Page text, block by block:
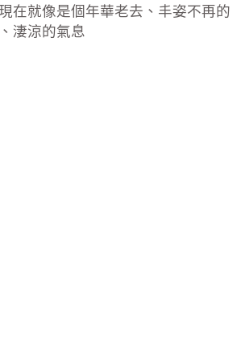
在就像是個年華老去、丰姿不再的
淒涼的氣息